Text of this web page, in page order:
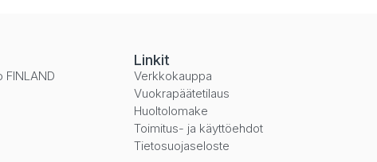
FINLAND
Linkit
Verkkokauppa
Vuokrapäätetilaus
Huoltolomake
Toimitus- ja käyttöehdot
Tietosuojaseloste